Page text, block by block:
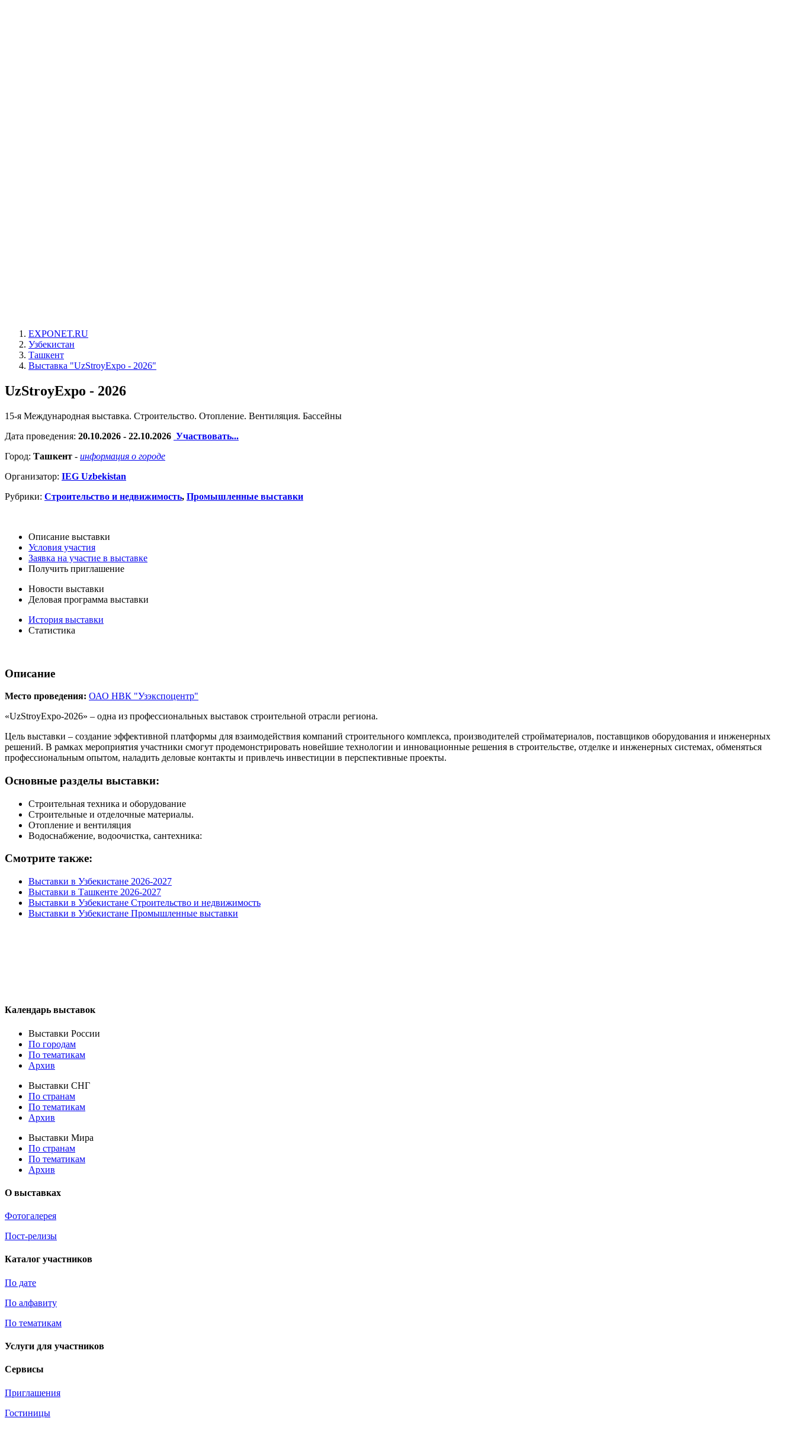
EXPONET.RU
Узбекистан
Ташкент
Выставка "UzStroyExpo - 2026"
UzStroyExpo - 2026
15-я Международная выставка. Cтроительство. Отопление. Вентиляция. Бассейны
Дата проведения: 20.10.2026 - 22.10.2026 Участвовать...
Город: Ташкент - информация о городе
Организатор: IEG Uzbekistan
Рубрики: Строительство и недвижимость, Промышленные выставки
Описание выставки
Условия участия
Заявка на участие в выставке
Получить приглашение
Новости выставки
Деловая программа выставки
История выставки
Статистика
Описание
Место проведения: ОАО НВК "Узэкспоцентр"
«UzStroyExpo-2026» – одна из профессиональных выставок строительной отрасли региона.
Цель выставки – создание эффективной платформы для взаимодействия компаний строительного комплекса, производителей стройматериалов, поставщиков оборудования и инженерных
решений. В рамках мероприятия участники смогут продемонстрировать новейшие технологии и инновационные решения в строительстве, отделке и инженерных системах, обменяться
профессиональным опытом, наладить деловые контакты и привлечь инвестиции в перспективные проекты.
Основные разделы выставки:
Строительная техника и оборудование
Строительные и отделочные материалы.
Отопление и вентиляция
Водоснабжение, водоочистка, сантехника:
Смотрите также:
Выставки в Узбекистане 2026-2027
Выставки в Ташкенте 2026-2027
Выставки в Узбекистане Строительство и недвижимость
Выставки в Узбекистане Промышленные выставки
Календарь выставок
Выставки России
По городам
По тематикам
Архив
Выставки СНГ
По странам
По тематикам
Архив
Выставки Мира
По странам
По тематикам
Архив
О выставках
Фотогалерея
Пост-релизы
Каталог участников
По дате
По алфавиту
По тематикам
Услуги для участников
Сервисы
Приглашения
Гостиницы